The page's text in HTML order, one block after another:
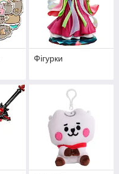
Фігурки